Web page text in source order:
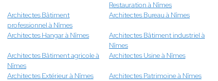
Restauration à Nîmes
Architectes Bâtiment
professionnel à Nîmes
Architectes Bureau à Nîmes
Architectes Hangar à Nîmes
Architectes Bâtiment industriel à
Nîmes
Architectes Bâtiment agricole à
Nîmes
Architectes Usine à Nîmes
Architectes Extérieur à Nîmes
Architectes Patrimoine à Nîmes